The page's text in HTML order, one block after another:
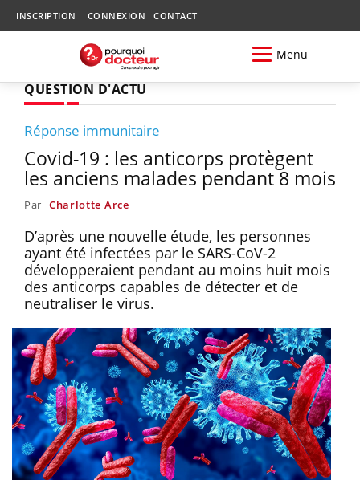
INSCRIPTION CONNEXION CONTACT
Menu
QUESTION D'ACTU
Réponse immunitaire
Covid-19 : les anticorps protègent
les anciens malades pendant 8 mois
Par Charlotte Arce
D’après une nouvelle étude, les personnes
ayant été infectées par le SARS-CoV-2
développeraient pendant au moins huit mois
des anticorps capables de détecter et de
neutraliser le virus.